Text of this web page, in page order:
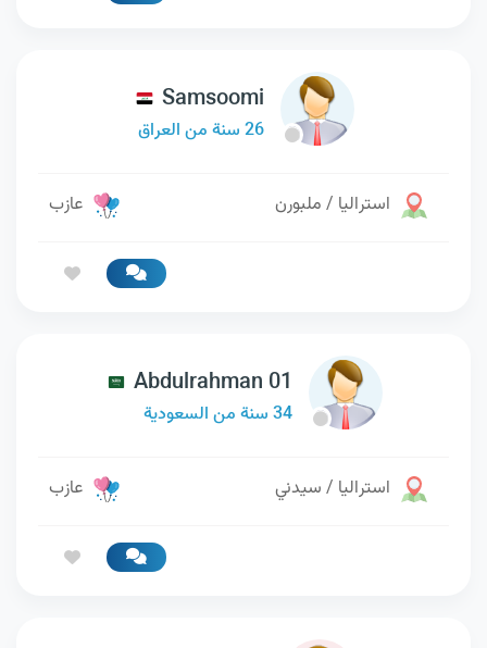
Samsoomi
26 سنة من العراق
استراليا / ملبورن عازب
Abdulrahman 01
34 سنة من السعودية
استراليا / سيدني عازب